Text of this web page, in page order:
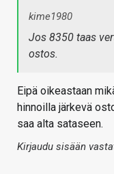
kime1980
Jos 8350 taas
ostos.
Eipä oikeastaan
hinnoilla järkevä
saa alta sataseen.
Kirjaudu sisään